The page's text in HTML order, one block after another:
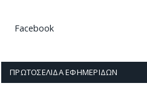
Facebook
ΠΡΩΤΟΣΈΛΙΔΑ ΕΦΗΜΕΡΊΔΩΝ